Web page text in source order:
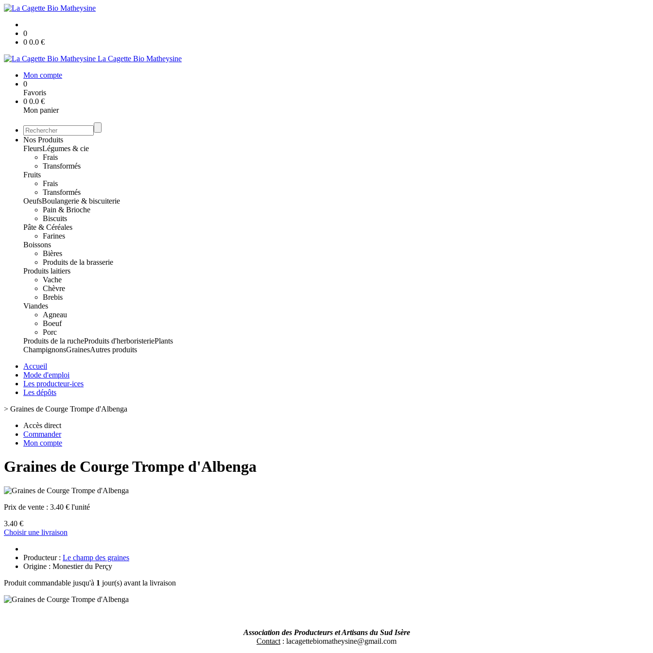
0
0 0.0 €
La Cagette Bio Matheysine
Mon compte
0
Favoris
0 0.0 €
Mon panier
Nos Produits
FleursLégumes & cie
Frais
Transformés
Fruits
Frais
Transformés
OeufsBoulangerie & biscuiterie
Pain & Brioche
Biscuits
Pâte & Céréales
Farines
Boissons
Bières
Produits de la brasserie
Produits laitiers
Vache
Chèvre
Brebis
Viandes
Agneau
Boeuf
Porc
Produits de la rucheProduits d'herboristeriePlants
ChampignonsGrainesAutres produits
Accueil
Mode d'emploi
Les producteur-ices
Les dépôts
> Graines de Courge Trompe d'Albenga
Accès direct
Commander
Mon compte
Graines de Courge Trompe d'Albenga
Prix de vente : 3.40 € l'unité
3.40 €
Choisir une livraison
Producteur : Le champ des graines
Origine : Monestier du Perçy
Produit commandable jusqu'à 1 jour(s) avant la livraison
Association des Producteurs et Artisans du Sud Isère
Contact : lacagettebiomatheysine@gmail.com